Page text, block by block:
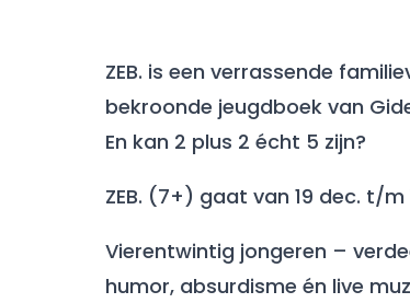
ZEB. is een verrassende
bekroonde jeugdboek van
En kan 2 plus 2 écht 5 zijn?
ZEB. (7+) gaat van 19 dec. t/
Vierentwintig jongeren –
humor, absurdisme én live